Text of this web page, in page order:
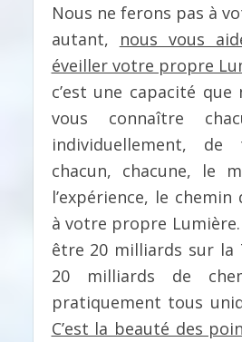
Nous ne ferons pas à
autant, nous vous
éveiller votre propre
c’est une capacité que
vous connaître
individuellement,
chacun, chacune, le
l’expérience, le
à votre propre
être 20 milliards sur la
20 milliards de
pratiquement tous
C’est la beauté des